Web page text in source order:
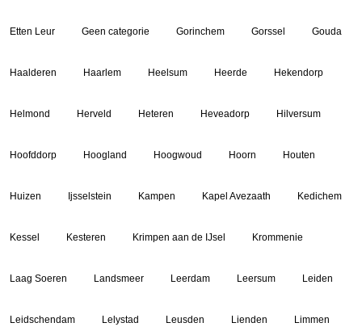
Etten Leur Geen categorie Gorinchem Gorssel Gouda
Haalderen Haarlem Heelsum Heerde Hekendorp
Helmond Herveld Heteren Heveadorp Hilversum
Hoofddorp Hoogland Hoogwoud Hoorn Houten
Huizen Ijsselstein Kampen Kapel Avezaath Kedichem
Kessel Kesteren Krimpen aan de IJsel Krommenie
Laag Soeren Landsmeer Leerdam Leersum Leiden
Leidschendam Lelystad Leusden Lienden Limmen